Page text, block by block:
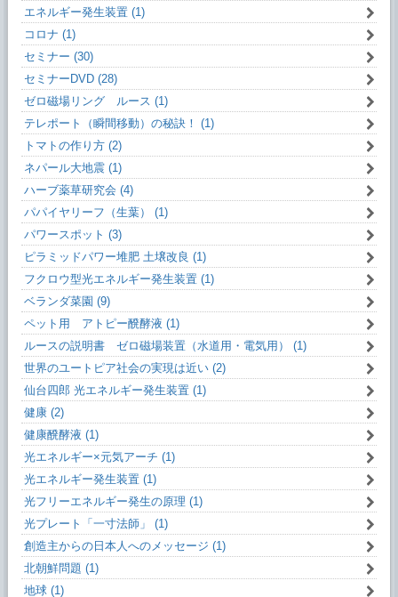
エネルギー発生装置 (1)
コロナ (1)
セミナー (30)
セミナーDVD (28)
ゼロ磁場リング ルース (1)
テレポート（瞬間移動）の秘訣！ (1)
トマトの作り方 (2)
ネパール大地震 (1)
ハーブ薬草研究会 (4)
パパイヤリーフ（生葉） (1)
パワースポット (3)
ピラミッドパワー堆肥 土壌改良 (1)
フクロウ型光エネルギー発生装置 (1)
ベランダ菜園 (9)
ペット用 アトピー醗酵液 (1)
ルースの説明書 ゼロ磁場装置（水道用・電気用） (1)
世界のユートピア社会の実現は近い (2)
仙台四郎 光エネルギー発生装置 (1)
健康 (2)
健康醗酵液 (1)
光エネルギー×元気アーチ (1)
光エネルギー発生装置 (1)
光フリーエネルギー発生の原理 (1)
光プレート「一寸法師」 (1)
創造主からの日本人へのメッセージ (1)
北朝鮮問題 (1)
地球 (1)